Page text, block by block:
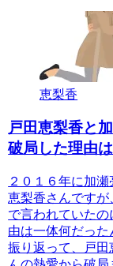
恵梨香
戸田恵梨香と
破局した理由
２０１６年に加
恵梨香さんですが
で言われていた
由は一体何だっ
振り返って、戸田